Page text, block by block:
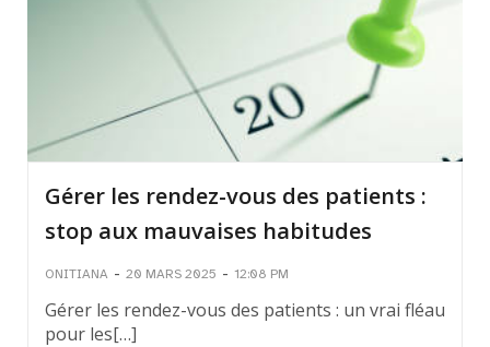
Gérer les rendez-vous des patients :
stop aux mauvaises habitudes
ONITIANA - 20 MARS 2025 - 12:08 PM
Gérer les rendez-vous des patients : un vrai fléau
pour les[…]